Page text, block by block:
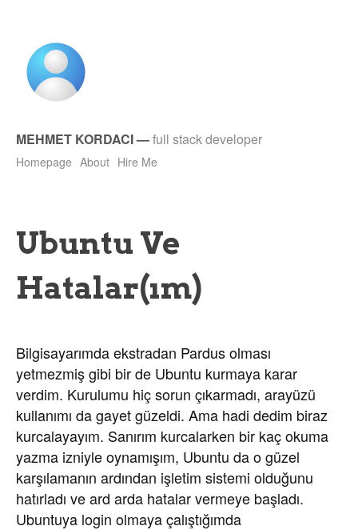
MEHMET KORDACI—full stack developer
Homepage About Hire Me
Ubuntu Ve
Hatalar(ım)
Bilgisayarımda ekstradan Pardus olması
yetmezmiş gibi bir de Ubuntu kurmaya karar
verdim. Kurulumu hiç sorun çıkarmadı, arayüzü
kullanımı da gayet güzeldi. Ama hadi dedim biraz
kurcalayayım. Sanırım kurcalarken bir kaç okuma
yazma izniyle oynamışım, Ubuntu da o güzel
karşılamanın ardından işletim sistemi olduğunu
hatırladı ve ard arda hatalar vermeye başladı.
Ubuntuya login olmaya çalıştığımda